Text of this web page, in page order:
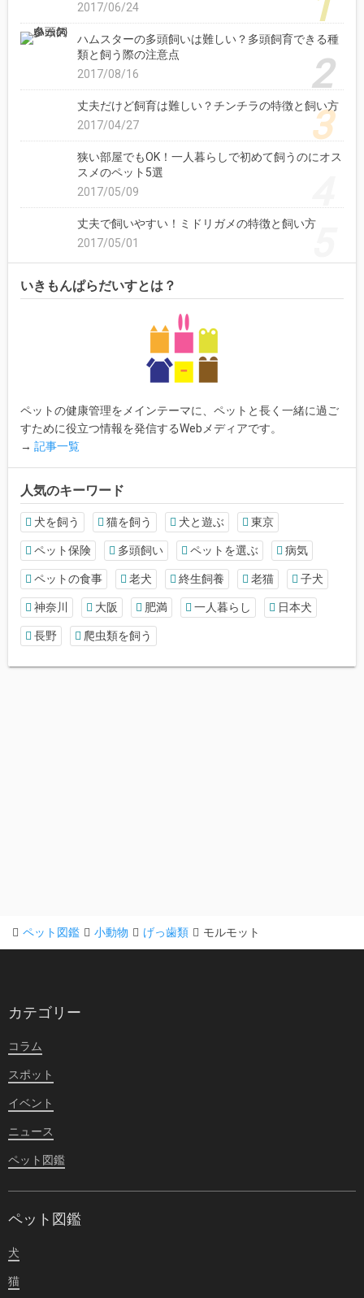
2017/06/24
ハムスターの多頭飼いは難しい？多頭飼育できる種
類と飼う際の注意点
2017/08/16
丈夫だけど飼育は難しい？チンチラの特徴と飼い方
2017/04/27
狭い部屋でもOK！一人暮らしで初めて飼うのにオス
スメのペット5選
2017/05/09
丈夫で飼いやすい！ミドリガメの特徴と飼い方
2017/05/01
いきもんぱらだいすとは？
ペットの健康管理をメインテーマに、ペットと長く一緒に過ご
すために役立つ情報を発信するWebメディアです。
→ 記事一覧
人気のキーワード
犬を飼う 猫を飼う 犬と遊ぶ 東京
ペット保険 多頭飼い ペットを選ぶ 病気
ペットの食事 老犬 終生飼養 老猫 子犬
神奈川 大阪 肥満 一人暮らし 日本犬
長野 爬虫類を飼う
ペット図鑑 小動物 げっ歯類 モルモット
カテゴリー
コラム
スポット
イベント
ニュース
ペット図鑑
ペット図鑑
犬
猫